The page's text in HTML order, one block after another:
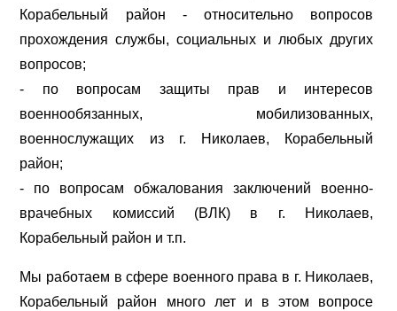
Корабельный район - относительно вопросов
прохождения службы, социальных и любых других
вопросов;
- по вопросам защиты прав и интересов
военнообязанных, мобилизованных,
военнослужащих из г. Николаев, Корабельный
район;
- по вопросам обжалования заключений военно-
врачебных комиссий (ВЛК) в г. Николаев,
Корабельный район и т.п.
Мы работаем в сфере военного права в г. Николаев,
Корабельный район много лет и в этом вопросе